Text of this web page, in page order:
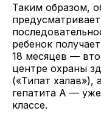
Таким образом,
ребенок
18 месяцев —
центре охраны
(«Типат халав»),
гепатита А —
классе.